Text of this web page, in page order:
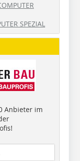
SPEZIAL
Anbieter im